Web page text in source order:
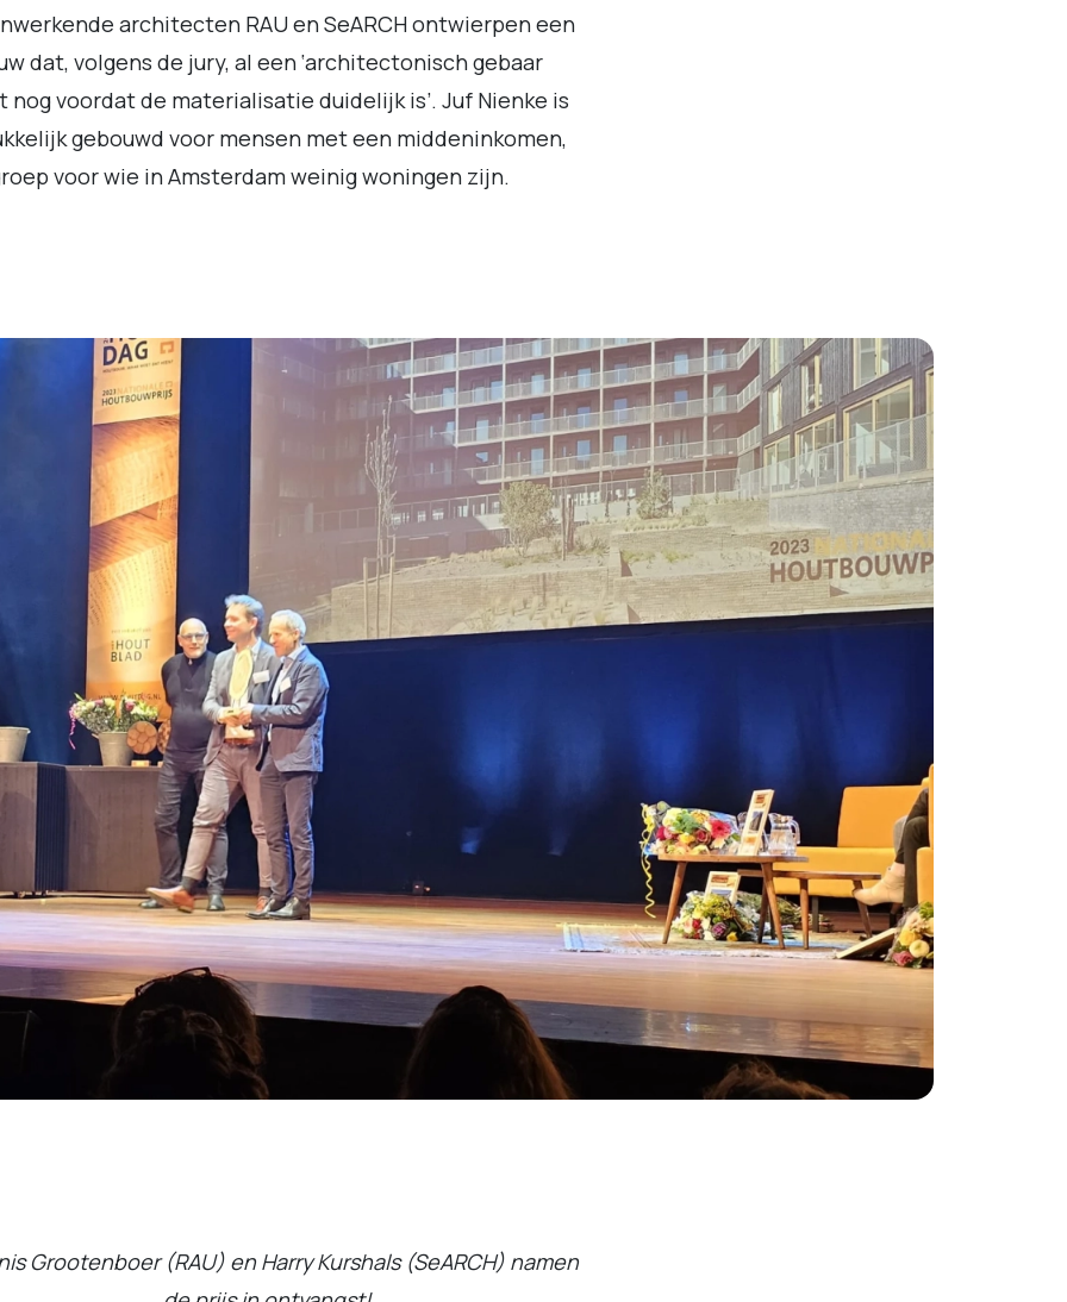
architecten RAU en SeARCH ontwierpen een
dat, volgens de jury, al een ‘architectonisch gebaar
nog voordat de materialisatie duidelijk is’. Juf Nienke is
gebouwd voor mensen met een middeninkomen,
voor wie in Amsterdam weinig woningen zijn.
Grootenboer (RAU) en Harry Kurshals (SeARCH) namen